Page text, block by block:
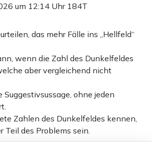
um 12:14 Uhr 184T
das mehr Fälle ins „Hellfeld“
wenn die Zahl des Dunkelfeldes
aber vergleichend nicht
Suggestivsussage, ohne jeden
Zahlen des Dunkelfeldes kennen,
Teil des Problems sein.